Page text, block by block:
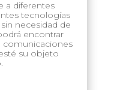
a diferentes
tecnologías
sin necesidad de
encontrar
comunicaciones
su objeto